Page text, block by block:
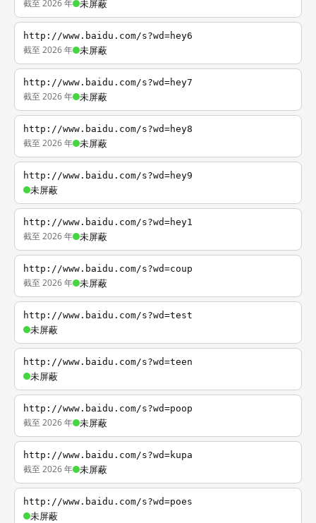
截至 2026 年 未屏蔽
http://www.baidu.com/s?wd=hey6
截至 2026 年 未屏蔽
http://www.baidu.com/s?wd=hey7
截至 2026 年 未屏蔽
http://www.baidu.com/s?wd=hey8
截至 2026 年 未屏蔽
http://www.baidu.com/s?wd=hey9
未屏蔽
http://www.baidu.com/s?wd=hey1
截至 2026 年 未屏蔽
http://www.baidu.com/s?wd=coup
截至 2026 年 未屏蔽
http://www.baidu.com/s?wd=test
未屏蔽
http://www.baidu.com/s?wd=teen
未屏蔽
http://www.baidu.com/s?wd=poop
截至 2026 年 未屏蔽
http://www.baidu.com/s?wd=kupa
截至 2026 年 未屏蔽
http://www.baidu.com/s?wd=poes
未屏蔽